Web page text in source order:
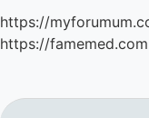
https://
https://